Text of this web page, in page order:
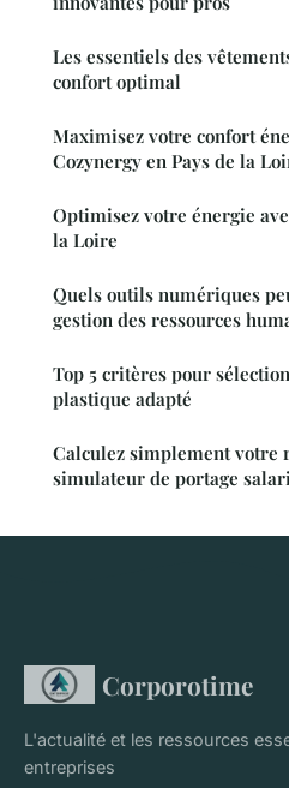
Les essentiels des
confort optimal
Maximisez votre confort
Cozynergy en Pays de la
Optimisez votre énergie
la Loire
Quels outils numériques
gestion des ressources
Top 5 critères pour
plastique adapté
Calculez simplement votre
simulateur de portage
Corporotime
L'actualité et les ressources
entreprises